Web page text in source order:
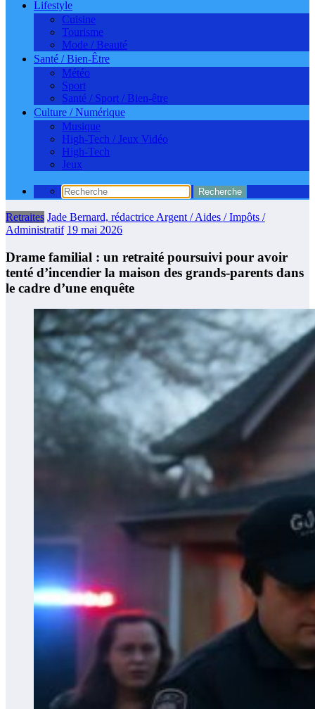
Lifestyle
Cuisine
Tourisme
Mode / Beauté
Santé / Bien-Être
Météo
Sport
Santé / Sport / Bien-être
Culture / Numérique
Musique
High-Tech / Jeux Vidéo
High-Tech
Jeux
Retraites Jade Bernard, rédactrice Argent / Aides / Impôts /
Administratif 19 mai 2026
Drame familial : un retraité poursuivi pour avoir
tenté d’incendier la maison des grands-parents dans
le cadre d’une enquête